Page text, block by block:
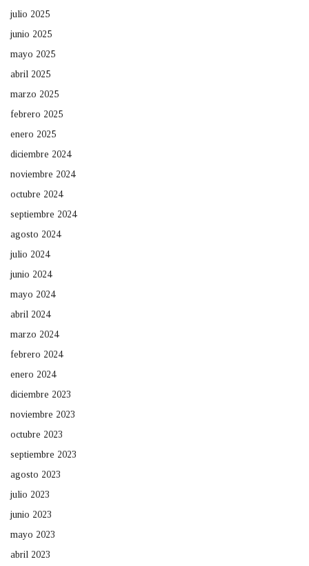
julio 2025
junio 2025
mayo 2025
abril 2025
marzo 2025
febrero 2025
enero 2025
diciembre 2024
noviembre 2024
octubre 2024
septiembre 2024
agosto 2024
julio 2024
junio 2024
mayo 2024
abril 2024
marzo 2024
febrero 2024
enero 2024
diciembre 2023
noviembre 2023
octubre 2023
septiembre 2023
agosto 2023
julio 2023
junio 2023
mayo 2023
abril 2023